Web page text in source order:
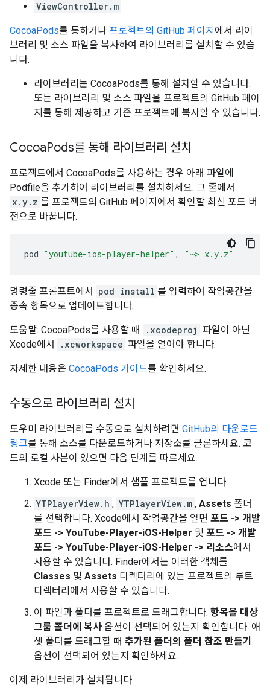
ViewController.m
CocoaPods를 통하거나 프로젝트의 GitHub 페이지 에서 라이
브러리 및 소스 파일을 복사하여 라이브러리를 설치할 수 있습
니다.
라이브러리는 CocoaPods를 통해 설치할 수 있습니다.
또는 라이브러리 및 소스 파일을 프로젝트의 GitHub 페이
지를 통해 제공하고 기존 프로젝트에 복사할 수 있습니다.
CocoaPods를 통해 라이브러리 설치
프로젝트에서 CocoaPods를 사용하는 경우 아래 파일에
Podfile을 추가하여 라이브러리를 설치하세요. 그 줄에서
x.y.z 를 프로젝트의 GitHub 페이지에서 확인할 최신 포드 버
전으로 바꿉니다.
pod "youtube-ios-player-helper" , "~> x.y.z"
명령줄 프롬프트에서 pod install 를 입력하여 작업공간을
종속 항목으로 업데이트합니다.
도움말: CocoaPods를 사용할 때 .xcodeproj 파일이 아닌
Xcode에서
.xcworkspace 파일을 열어야 합니다.
자세한 내용은 CocoaPods 가이드를 확인하세요.
수동으로 라이브러리 설치
도우미 라이브러리를 수동으로 설치하려면 GitHub의 다운로드
링크를 통해 소스를 다운로드하거나 저장소를 클론하세요. 코
드의 로컬 사본이 있으면 다음 단계를 따르세요.
Xcode 또는 Finder에서 샘플 프로젝트를 엽니다.
YTPlayerView.h , YTPlayerView.m , Assets 폴더
를 선택합니다. Xcode에서 작업공간을 열면 포드 -> 개발
포드 -> YouTube-Player-iOS-Helper 및 포드 -> 개발
포드 -> YouTube-Player-iOS-Helper -> 리소스에서
사용할 수 있습니다. Finder에서는 이러한 객체를
Classes 및 Assets 디렉터리에 있는 프로젝트의 루트
디렉터리에서 사용할 수 있습니다.
이 파일과 폴더를 프로젝트로 드래그합니다. 항목을 대상
그룹 폴더에 복사 옵션이 선택되어 있는지 확인합니다. 애
셋 폴더를 드래그할 때 추가된 폴더의 폴더 참조 만들기
옵션이 선택되어 있는지 확인하세요.
이제 라이브러리가 설치됩니다.